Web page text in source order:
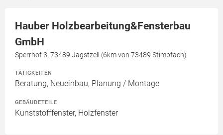
Hauber Holzbearbeitung&Fensterbau
GmbH
Sperrhof 3, 73489 Jagstzell (6km von 73489 Stimpfach)
TÄTIGKEITEN
Beratung, Neueinbau, Planung / Montage
GEBÄUDETEILE
Kunststofffenster, Holzfenster